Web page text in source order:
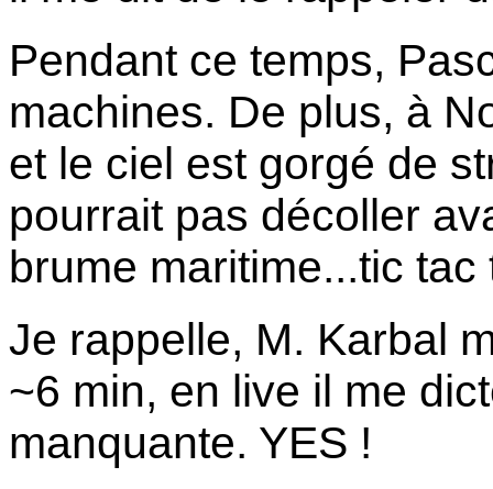
Pendant ce temps,
machines. De plus, à
et le ciel est gorgé de
pourrait pas décoller
brume maritime...tic tac
Je rappelle, M. Karbal
~6 min, en live il me
manquante. YES !